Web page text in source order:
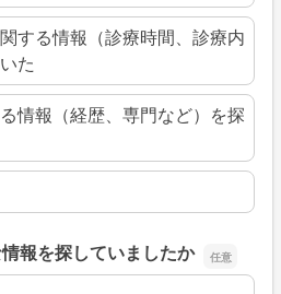
する情報（診療時間、診療内
た
情報（経歴、専門など）を探
報を探していましたか
報を探していましたか